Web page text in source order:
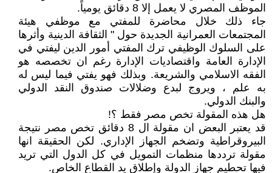
الموظف المصري لا يعمل إلا 8 دقائق يومياً.
جاء ذلك خلال محاضرة للمفتي مع موظفي هيئة
المجتمعات العمرانية الجديدة حول " الثقافة الدينية وأثرها
على السلوك الوظيفي ترك المفتي أمور الدين ليفتي في
الإدارة العامة واقتصاديات الإدارة رغم ان تخصصه هو
الفقه الاسلامي والشريعة. وبذلك فهو يفتي فيما ليس له
به علم ، ويروج لبدع وضلالات صندوق النقد الدولي
والبنك الدولي.
هل هذه المقولة تخص مصر فقط ؟!
قد يعتبر البعض ان مقولة ال 8 دقائق تخص مصر نتيجة
البيروقراطية وتضخم الجهاز الإداري. لكن الحقيقة انها
مقولة ترددها منظمات التمويل في كل الدول التي تريد
فيها تحطيم جهاز الدولة وإطلاق يد القطاع الخاص.